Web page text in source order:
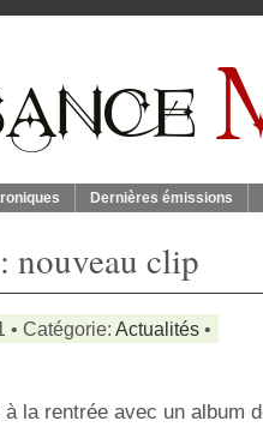
Dernières émissions
nouveau clip
• Catégorie: Actualités •
à la rentrée avec un album